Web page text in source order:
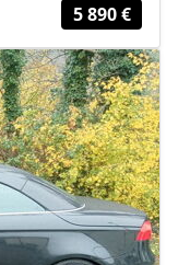
5 890 €